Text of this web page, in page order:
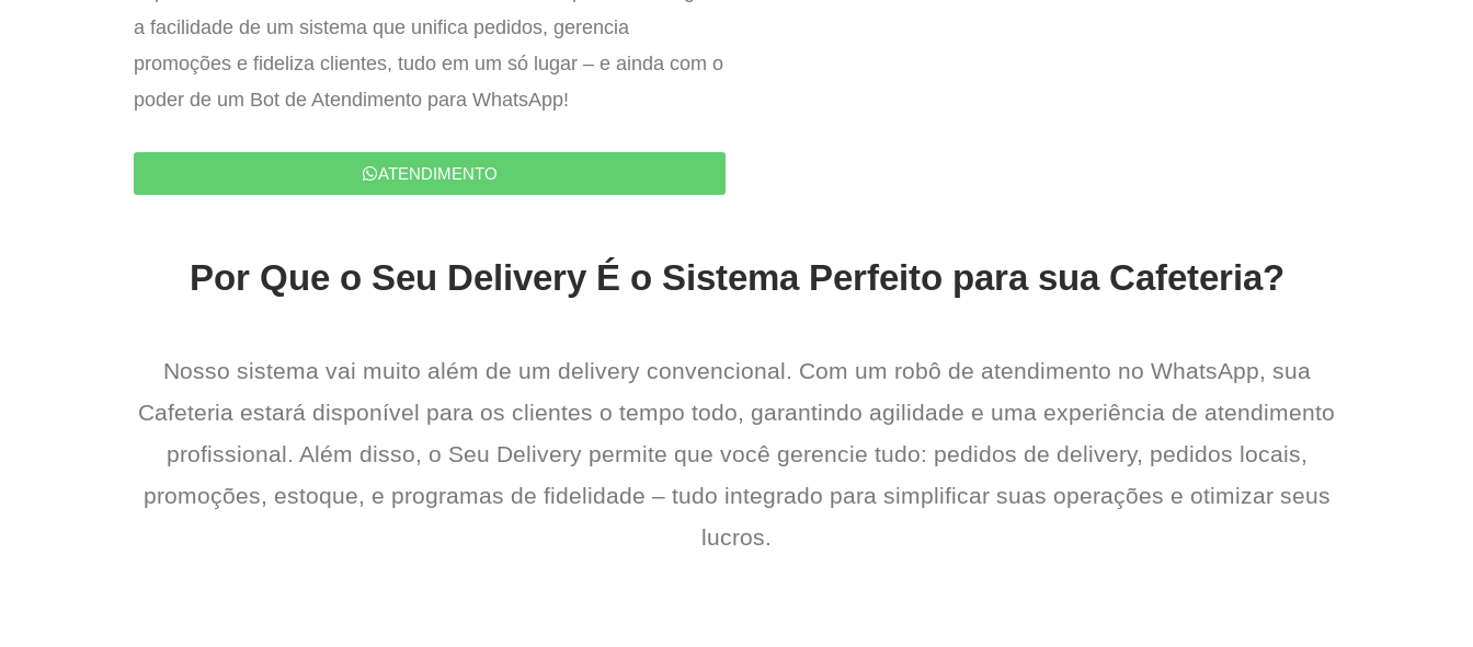
a facilidade de um sistema que unifica pedidos, gerencia
promoções e fideliza clientes, tudo em um só lugar – e ainda com o
poder de um Bot de Atendimento para WhatsApp!
ATENDIMENTO
Por Que o Seu Delivery É o Sistema Perfeito para sua Cafeteria?
Nosso sistema vai muito além de um delivery convencional. Com um robô de atendimento no WhatsApp, sua
Cafeteria estará disponível para os clientes o tempo todo, garantindo agilidade e uma experiência de atendimento
profissional. Além disso, o Seu Delivery permite que você gerencie tudo: pedidos de delivery, pedidos locais,
promoções, estoque, e programas de fidelidade – tudo integrado para simplificar suas operações e otimizar seus
lucros.